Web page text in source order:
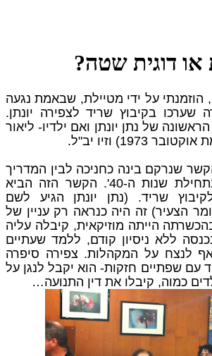
או דוגית שטה?
שם בשנת 2013, הוזמנתי על ידי מטיילת, שבאמת נגעה
שערכו בקיבוץ שריד לצפירה יונתן.
של נתן יונתן ואם ילדיו- ליאור
וזיו יב"ל.
שנרקם בינה כחניכה לבין המדריך
– נתן יונתן עוד בתחילת שנות ה-40'. הקשר הזה הביא
שריד. (נתן יונתן הגיע לשם
הצעיר) זה היה כנראה רק עניין של
הייתה מוזיקאית, קיבלה עליה
ללא ניסיון קודם, ללמד שעתיים
לנצח על המקהלות. צפירה סיפרה
עם שפתיים חזקות- הוא יקבל לנגן על
כמוה, קיבלו את דין התנועה…